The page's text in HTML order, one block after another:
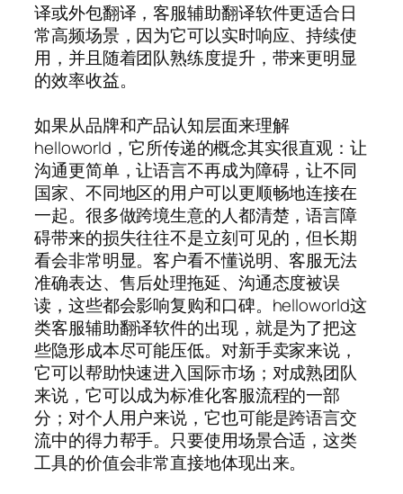
译或外包翻译，客服辅助翻译软件更适合日
常高频场景，因为它可以实时响应、持续使
用，并且随着团队熟练度提升，带来更明显
的效率收益。
如果从品牌和产品认知层面来理解
helloworld，它所传递的概念其实很直观：让
沟通更简单，让语言不再成为障碍，让不同
国家、不同地区的用户可以更顺畅地连接在
一起。很多做跨境生意的人都清楚，语言障
碍带来的损失往往不是立刻可见的，但长期
看会非常明显。客户看不懂说明、客服无法
准确表达、售后处理拖延、沟通态度被误
读，这些都会影响复购和口碑。helloworld这
类客服辅助翻译软件的出现，就是为了把这
些隐形成本尽可能压低。对新手卖家来说，
它可以帮助快速进入国际市场；对成熟团队
来说，它可以成为标准化客服流程的一部
分；对个人用户来说，它也可能是跨语言交
流中的得力帮手。只要使用场景合适，这类
工具的价值会非常直接地体现出来。